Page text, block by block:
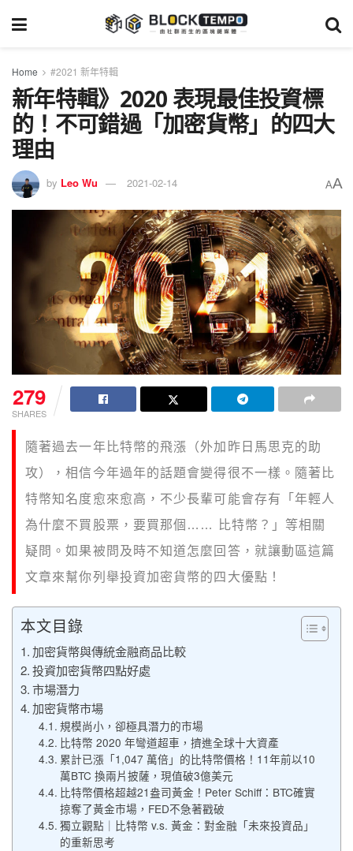
Home #2021 新年特輯
新年特輯》2020 表現最佳投資標
的！不可錯過「加密貨幣」的四大
理由
by Leo Wu 2021-02-14 AA
279
SHARES
隨著過去一年比特幣的飛漲（外加昨日馬思克的助
攻），相信今年過年的話題會變得很不一樣。隨著比
特幣知名度愈來愈高，不少長輩可能會存有「年輕人
為什麼不買股票，要買那個…… 比特幣？」等相關
疑問。如果被問及時不知道怎麼回答，就讓動區這篇
文章來幫你列舉投資加密貨幣的四大優點！
本文目錄
加密貨幣與傳統金融商品比較
投資加密貨幣四點好處
市場潛力
加密貨幣市場
規模尚小，卻極具潛力的市場
比特幣 2020 年彎道超車，擠進全球十大資產
累計已漲「1,047 萬倍」的比特幣價格！11年前以10
萬BTC 換兩片披薩，現值破3億美元
比特幣價格超越21盎司黃金！Peter Schiff：BTC確實
掠奪了黃金市場，FED不急著戳破
獨立觀點｜比特幣 v.s. 黃金：對金融「未來投資品」
的重新思考